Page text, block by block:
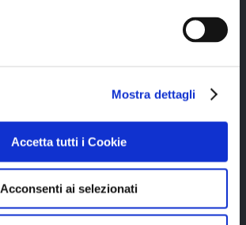
Mostra dettagli
Accetta tutti i Cookie
Acconsenti ai selezionati
sistema di gestione qualità